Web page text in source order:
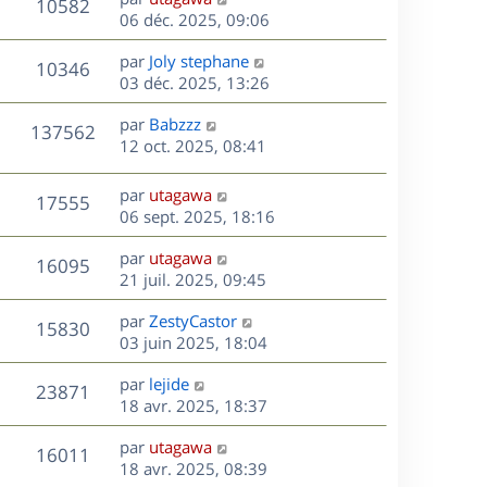
g
e
s
a
g
e
m
e
s
s
a
g
e
e
s
i
e
r
m
e
s
s
a
g
e
10582
u
e
s
e
r
n
i
e
r
m
e
s
s
a
g
e
06 déc. 2025, 09:06
10346V
u
e
D
e
r
n
i
e
r
m
e
s
s
a
g
e
par Joly stephane
03 déc. 2025, 13:26
137562V
u
D
e
n
i
e
r
m
e
s
s
a
g
e
par Babzzz
12 oct. 2025, 08:41
17555V
u
s
D
e
r
n
i
e
r
m
e
s
s
a
g
e
par utagawa
06 sept. 2025, 18:16
16095V
u
D
e
r
n
i
e
r
m
e
s
s
par utagawa
21 juil. 2025, 09:45
15830V
u
D
e
r
n
i
e
r
m
par ZestyCastor
03 juin 2025, 18:04
23871
u
D
e
r
n
i
par lejide
18 avr. 2025, 18:37
16011
D
e
par utagawa
18 avr. 2025, 08:39